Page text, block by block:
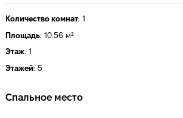
Количество комнат: 1
Площадь: 10.56 м²
Этаж: 1
Этажей: 5
Спальное место